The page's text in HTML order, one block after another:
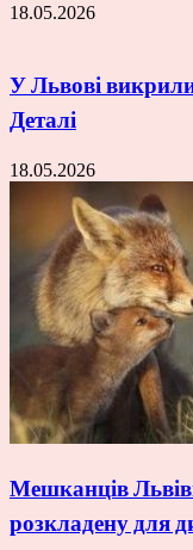
18.05.2026
У Львові
Деталі
18.05.2026
Мешканців
розкладену для